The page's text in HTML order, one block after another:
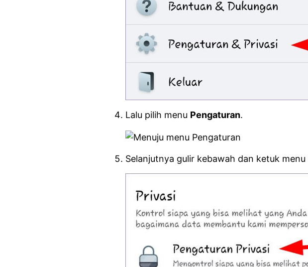
Lalu pilih menu Pengaturan.
Selanjutnya gulir kebawah dan ketuk menu